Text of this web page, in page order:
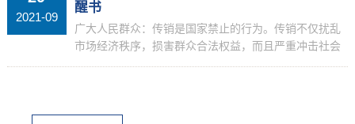
2021-09
醒书
广大人民群众：传销是国家禁止的行为。传销不仅扰乱
市场经济秩序，损害群众合法权益，而且严重冲击社会